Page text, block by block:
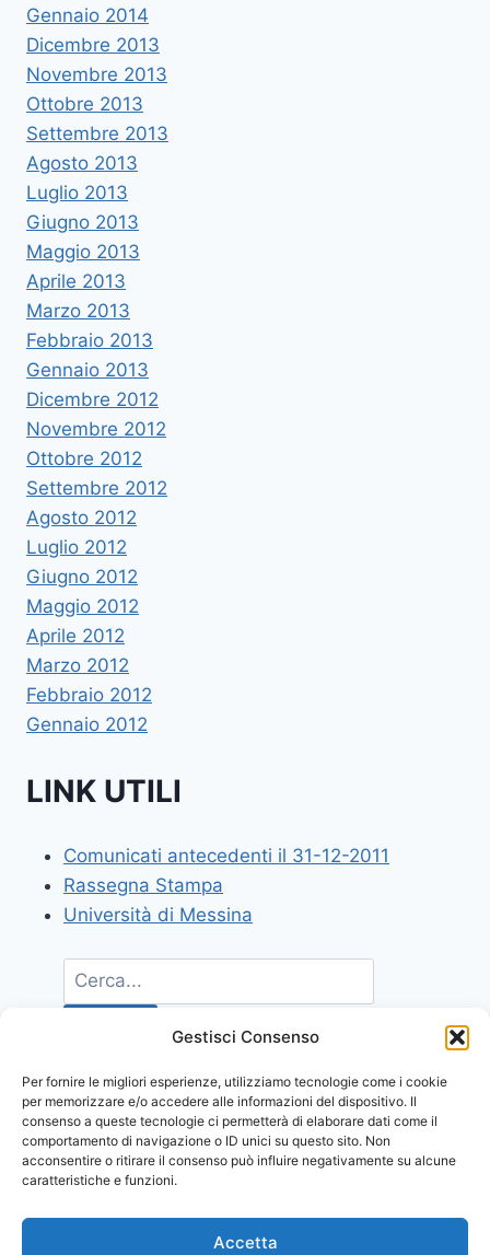
Gestisci Consenso
Per fornire le migliori esperienze, utilizziamo tecnologie come i cookie
per memorizzare e/o accedere alle informazioni del dispositivo. Il
consenso a queste tecnologie ci permetterà di elaborare dati come il
comportamento di navigazione o ID unici su questo sito. Non
acconsentire o ritirare il consenso può influire negativamente su alcune
caratteristiche e funzioni.
Accetta
Gennaio 2014
Dicembre 2013
Novembre 2013
Ottobre 2013
Settembre 2013
Agosto 2013
Luglio 2013
Giugno 2013
Maggio 2013
Aprile 2013
Marzo 2013
Febbraio 2013
Gennaio 2013
Dicembre 2012
Novembre 2012
Ottobre 2012
Settembre 2012
Agosto 2012
Luglio 2012
Giugno 2012
Maggio 2012
Aprile 2012
Marzo 2012
Febbraio 2012
Gennaio 2012
LINK UTILI
Comunicati antecedenti il 31-12-2011
Rassegna Stampa
Università di Messina